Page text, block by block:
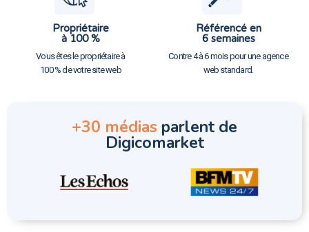
Propriétaire
à 100 %
Vous êtes le propriétaire à
100 % de votre site web
Référencé en
6 semaines
Contre 4 à 6 mois pour une agence
web standard.
+30 médias parlent de
Digicomarket